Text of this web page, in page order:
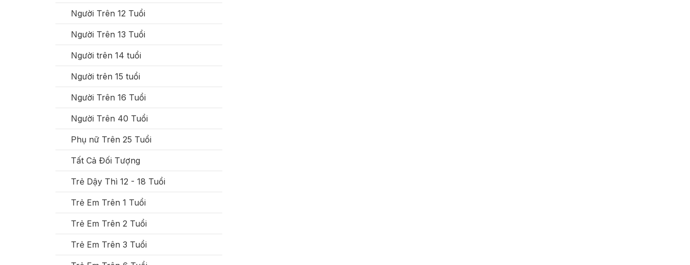
Người Trên 12 Tuổi
Người Trên 13 Tuổi
Người trên 14 tuổi
Người trên 15 tuổi
Người Trên 16 Tuổi
Người Trên 40 Tuổi
Phụ nữ Trên 25 Tuổi
Tất Cả Đối Tượng
Trẻ Dậy Thì 12 - 18 Tuổi
Trẻ Em Trên 1 Tuổi
Trẻ Em Trên 2 Tuổi
Trẻ Em Trên 3 Tuổi